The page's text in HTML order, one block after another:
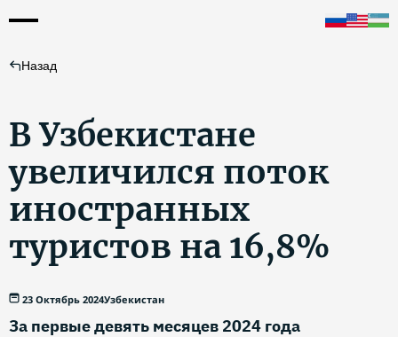
Назад
В Узбекистане
увеличился поток
иностранных
туристов на 16,8%
23 Октябрь 2024Узбекистан
За первые девять месяцев 2024 года